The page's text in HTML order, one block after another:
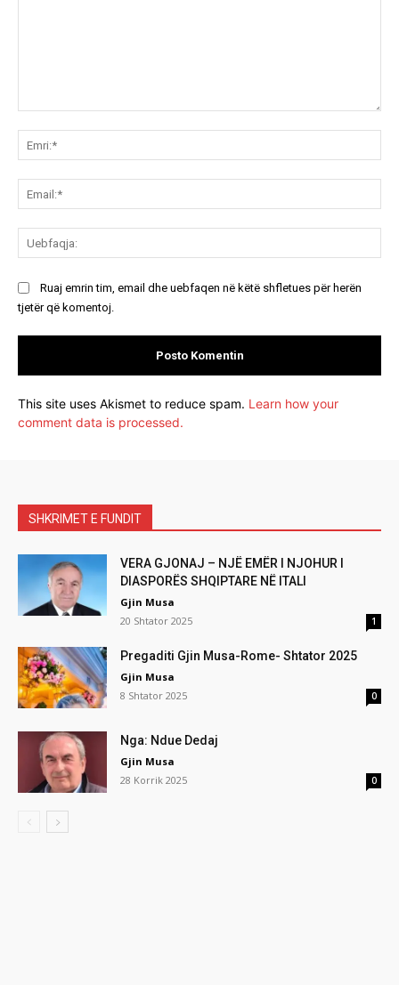
Ruaj emrin tim, email dhe uebfaqen në këtë shfletues për herën
tjetër që komentoj.
This site uses Akismet to reduce spam. Learn how your
comment data is processed.
SHKRIMET E FUNDIT
VERA GJONAJ – NJË EMËR I NJOHUR I
DIASPORËS SHQIPTARE NË ITALI
Gjin Musa
20 Shtator 2025
1
Pregaditi Gjin Musa-Rome- Shtator 2025
Gjin Musa
8 Shtator 2025
0
Nga: Ndue Dedaj
Gjin Musa
28 Korrik 2025
0